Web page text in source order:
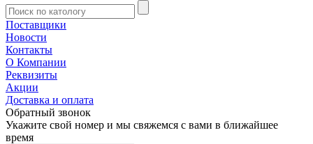
Поставщики
Новости
Контакты
О Компании
Реквизиты
Акции
Доставка и оплата
Обратный звонок
Укажите свой номер и мы свяжемся с вами в ближайшее
время